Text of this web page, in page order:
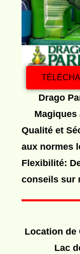
Location de
Lac
Drago
Magiques
Qualité et
aux normes
Flexibilité:
conseils sur